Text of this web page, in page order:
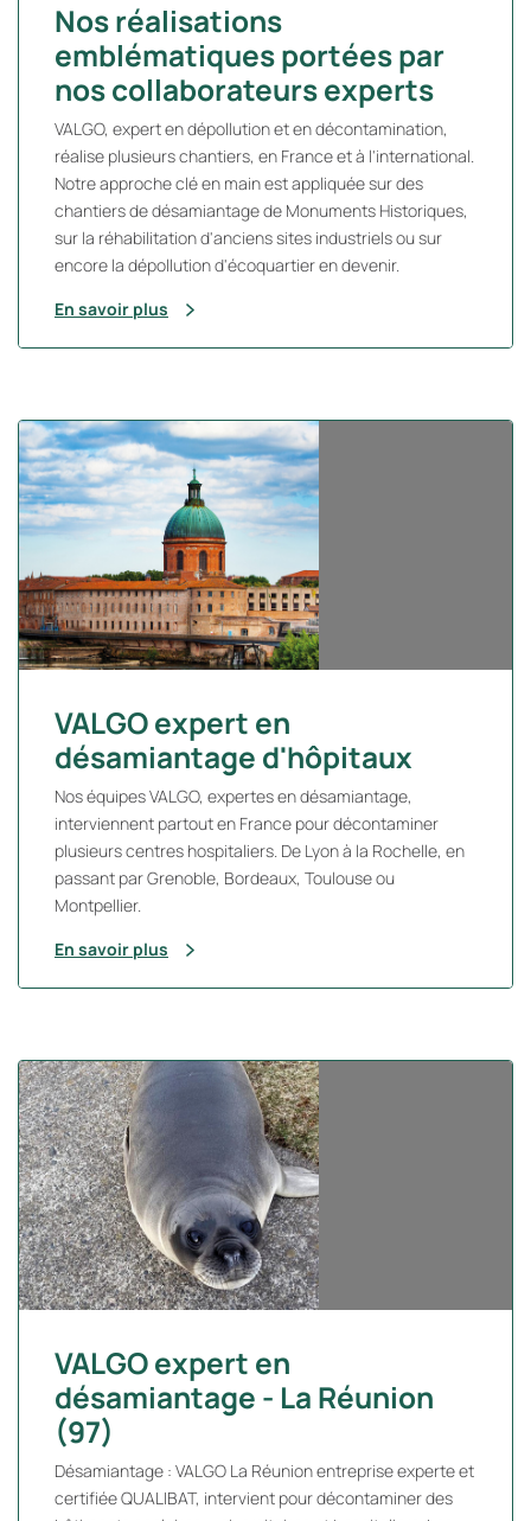
Nos réalisations
emblématiques portées par
nos collaborateurs experts
VALGO, expert en dépollution et en décontamination,
réalise plusieurs chantiers, en France et à l'international.
Notre approche clé en main est appliquée sur des
chantiers de désamiantage de Monuments Historiques,
sur la réhabilitation d'anciens sites industriels ou sur
encore la dépollution d'écoquartier en devenir.
En savoir plus
VALGO expert en
désamiantage d'hôpitaux
Nos équipes VALGO, expertes en désamiantage,
interviennent partout en France pour décontaminer
plusieurs centres hospitaliers. De Lyon à la Rochelle, en
passant par Grenoble, Bordeaux, Toulouse ou
Montpellier.
En savoir plus
VALGO expert en
désamiantage - La Réunion
(97)
Désamiantage : VALGO La Réunion entreprise experte et
certifiée QUALIBAT, intervient pour décontaminer des